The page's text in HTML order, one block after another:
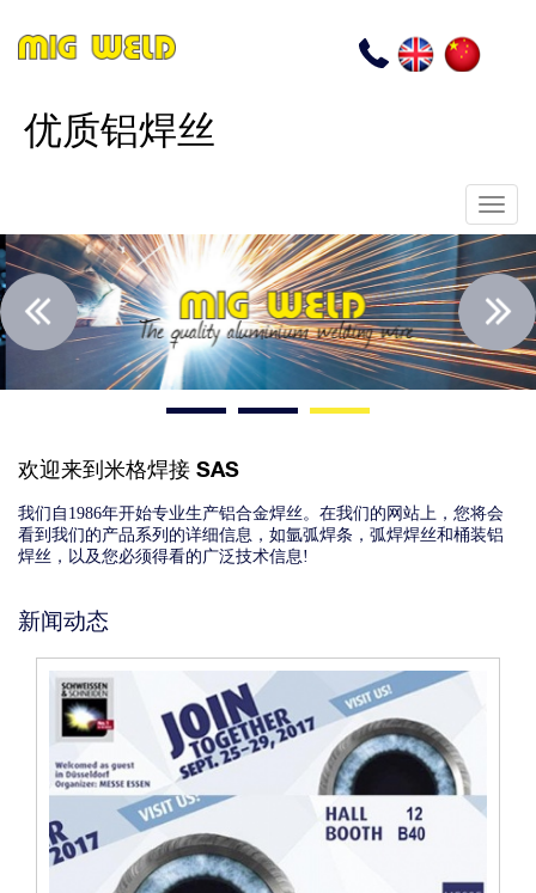
main
电
话
EN CN
优质铝焊丝
欢迎来到米格焊接 SAS
我们自1986年开始专业生产铝合金焊丝。在我们的网站上，您将会
看到我们的产品系列的详细信息，如氩弧焊条，弧焊焊丝和桶装铝
焊丝，以及您必须得看的广泛技术信息!
新闻动态
Image